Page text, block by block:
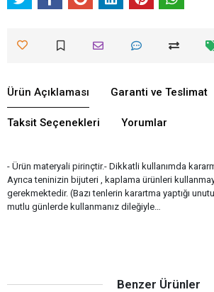
Ürün Açıklaması Garanti ve Teslimat
Taksit Seçenekleri Yorumlar
- Ürün materyali pirinçtir.- Dikkatli kullanımda
Ayrıca teninizin bijuteri , kaplama ürünleri
gerekmektedir. (Bazı tenlerin karartma yaptığı
mutlu günlerde kullanmanız dileğiyle…
Benzer Ürünler